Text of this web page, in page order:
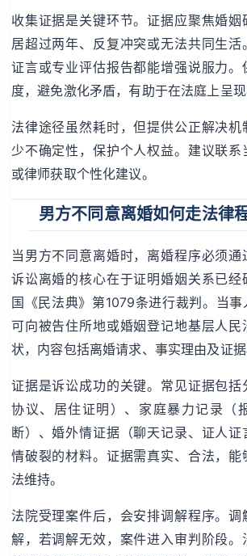
收集证据是关键环节。证据应聚焦婚姻
居超过两年、反复冲突或无法共同生活
证言或专业评估报告都能增强说服力。
度，避免激化矛盾，有助于在法庭上呈现
法律途径虽然耗时，但提供公正解决
少不确定性，保护个人权益。建议联系
或律师获取个性化建议。
男方不同意离婚如何走法律程
当男方不同意离婚时，离婚程序必须通
诉讼离婚的核心在于证明婚姻关系已经
国《民法典》第1079条进行裁判。当事
可向被告住所地或婚姻登记地基层人
状，内容包括离婚请求、事实理由及证据
证据是诉讼成功的关键。常见证据包括
协议、居住证明）、家庭暴力记录（
断）、婚外情证据（聊天记录、证人
情破裂的材料。证据需真实、合法，能
法维持。
法院受理案件后，会安排调解程序。调
解，若调解无效，案件进入审判阶段。